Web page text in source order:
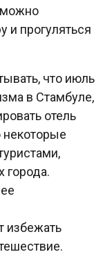
можно
и прогуляться
что июль
в Стамбуле,
отель
некоторые
города.
избежать